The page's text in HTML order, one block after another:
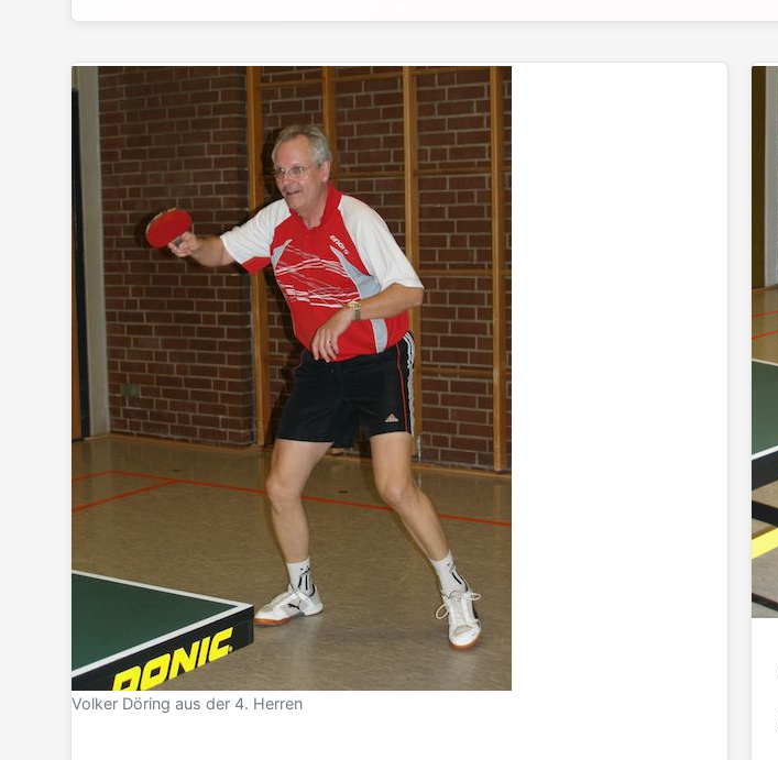
Volker Döring aus der 4. Herren